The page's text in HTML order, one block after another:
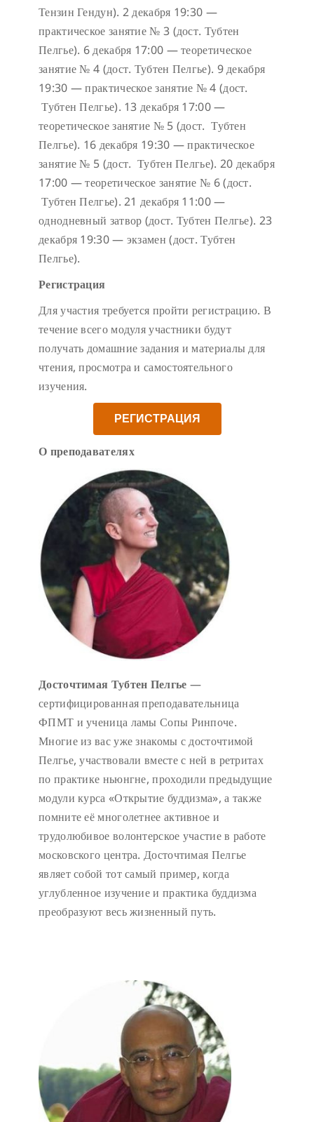
Тензин Гендун). 2 декабря 19:30 —
практическое занятие № 3 (дост. Тубтен
Пелгье). 6 декабря 17:00 — теоретическое
занятие № 4 (дост. Тубтен Пелгье). 9 декабря
19:30 — практическое занятие № 4 (дост.
Тубтен Пелгье). 13 декабря 17:00 —
теоретическое занятие № 5 (дост. Тубтен
Пелгье). 16 декабря 19:30 — практическое
занятие № 5 (дост. Тубтен Пелгье). 20 декабря
17:00 — теоретическое занятие № 6 (дост.
Тубтен Пелгье). 21 декабря 11:00 —
однодневный затвор (дост. Тубтен Пелгье). 23
декабря 19:30 — экзамен (дост. Тубтен
Пелгье).
Регистрация
Для участия требуется пройти регистрацию. В
течение всего модуля участники будут
получать домашние задания и материалы для
чтения, просмотра и самостоятельного
изучения.
РЕГИСТРАЦИЯ
О преподавателях
Досточтимая Тубтен Пелгье —
сертифицированная преподавательница
ФПМТ и ученица ламы Сопы Ринпоче.
Многие из вас уже знакомы с досточтимой
Пелгье, участвовали вместе с ней в ретритах
по практике ньюнгне, проходили предыдущие
модули курса «Открытие буддизма», а также
помните её многолетнее активное и
трудолюбивое волонтерское участие в работе
московского центра. Досточтимая Пелгье
являет собой тот самый пример, когда
углубленное изучение и практика буддизма
преобразуют весь жизненный путь.